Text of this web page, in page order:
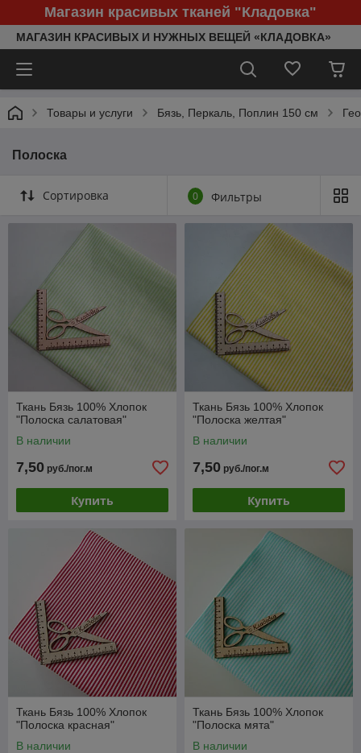
Магазин красивых тканей "Кладовка"
МАГАЗИН КРАСИВЫХ И НУЖНЫХ ВЕЩЕЙ «КЛАДОВКА»
Товары и услуги Бязь, Перкаль, Поплин 150 см
Полоска
Сортировка 0 Фильтры
Ткань Бязь 100% Хлопок
"Полоска салатовая"
В наличии
7,50 руб./пог.м
Купить
Ткань Бязь 100% Хлопок
"Полоска желтая"
В наличии
7,50 руб./пог.м
Купить
Ткань Бязь 100% Хлопок
"Полоска красная"
В наличии
Ткань Бязь 100% Хлопок
"Полоска мята"
В наличии